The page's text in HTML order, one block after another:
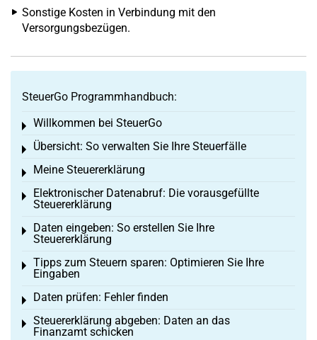
Sonstige Kosten in Verbindung mit den
Versorgungsbezügen.
SteuerGo Programmhandbuch:
Willkommen bei SteuerGo
Toggle menu
Übersicht: So verwalten Sie Ihre Steuerfälle
Toggle menu
Meine Steuererklärung
Toggle menu
Elektronischer Datenabruf: Die vorausgefüllte
Steuererklärung
Toggle menu
Daten eingeben: So erstellen Sie Ihre
Steuererklärung
Toggle menu
Tipps zum Steuern sparen: Optimieren Sie Ihre
Eingaben
Toggle menu
Daten prüfen: Fehler finden
Toggle menu
Steuererklärung abgeben: Daten an das
Finanzamt schicken
Toggle menu